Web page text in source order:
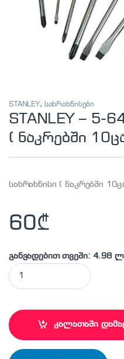
STANLEY, სახრახნისები
STANLEY – 5-
( ნაკრებში
სახრახნისი ( ნაკრებში
60₾
განვადებით თვეში: 4.98 ლ
STANLEY - 5-64-977
კალათაში